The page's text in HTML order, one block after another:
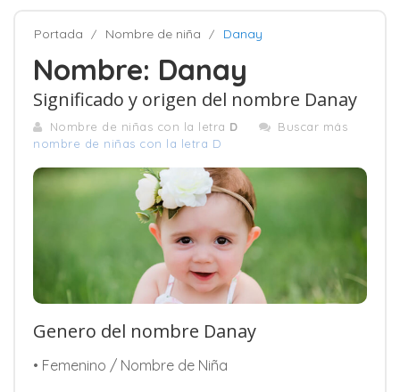
Portada Nombre de niña Danay
Nombre: Danay
Significado y origen del nombre Danay
Nombre de niñas con la letra D
Buscar más
nombre de niñas con la letra D
Genero del nombre Danay
• Femenino / Nombre de Niña